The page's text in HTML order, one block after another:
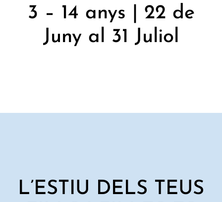
3 – 14 anys | 22 de
Juny al 31 Juliol
L’ESTIU DELS TEUS